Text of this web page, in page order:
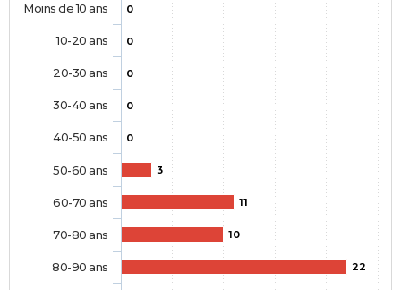
0
0
0
0
0
3
11
10
22
Moins de 10 ans
10-20 ans
20-30 ans
30-40 ans
40-50 ans
50-60 ans
60-70 ans
70-80 ans
80-90 ans